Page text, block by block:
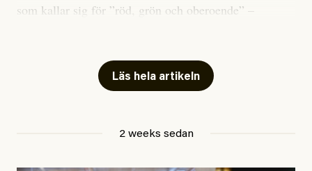
som kallar sig för ”röd, grön och oberoende” –
skriver för? Vad betyder det att vara en ”röd, grön och
oberoende” tidning? Och vad är egentligen bra
Läs hela artikeln
2 weeks sedan